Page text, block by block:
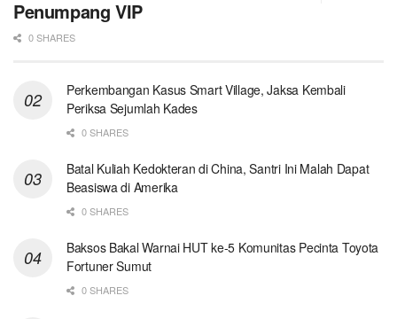
Penumpang VIP
0 SHARES
Perkembangan Kasus Smart Village, Jaksa Kembali
Periksa Sejumlah Kades
0 SHARES
Batal Kuliah Kedokteran di China, Santri Ini Malah Dapat
Beasiswa di Amerika
0 SHARES
Baksos Bakal Warnai HUT ke-5 Komunitas Pecinta Toyota
Fortuner Sumut
0 SHARES